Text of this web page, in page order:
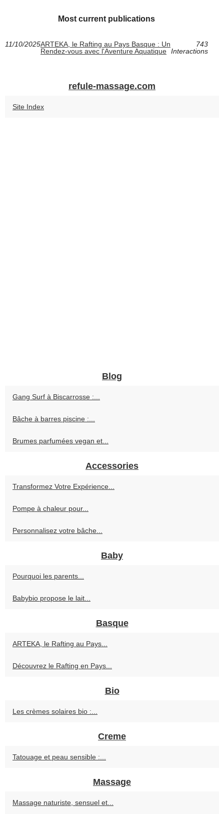
Most current publications
11/10/2025ARTEKA, le Rafting au Pays Basque : Un
Rendez-vous avec l'Aventure Aquatique
743
Interactions
refule-massage.com
Site Index
Blog
Gang Surf à Biscarrosse :...
Bâche à barres piscine :...
Brumes parfumées vegan et...
Accessories
Transformez Votre Expérience...
Pompe à chaleur pour...
Personnalisez votre bâche...
Baby
Pourquoi les parents...
Babybio propose le lait...
Basque
ARTEKA, le Rafting au Pays...
Découvrez le Rafting en Pays...
Bio
Les crèmes solaires bio :...
Creme
Tatouage et peau sensible :...
Massage
Massage naturiste, sensuel et...